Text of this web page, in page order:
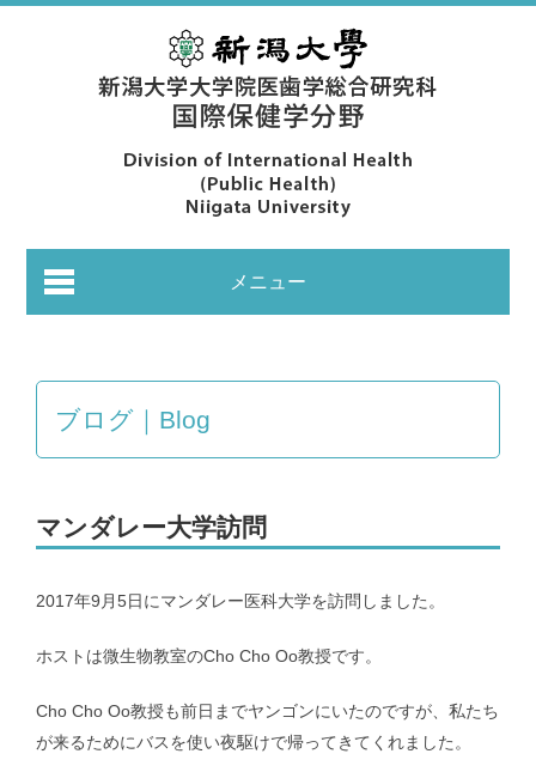
メニュー
あいさつ｜Greeting
メンバー｜Member
アクセス｜Access
ブログ｜Blog
マンダレー大学訪問
2017年9月5日にマンダレー医科大学を訪問しました。
ホストは微生物教室のCho Cho Oo教授です。
Cho Cho Oo教授も前日までヤンゴンにいたのですが、私たち
が来るためにバスを使い夜駆けで帰ってきてくれました。